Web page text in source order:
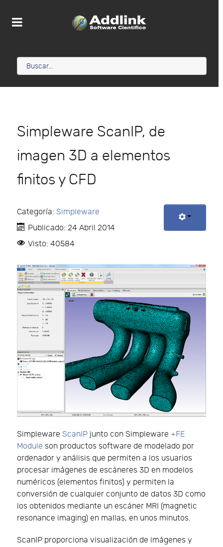
Simpleware ScanIP, de
imagen 3D a elementos
finitos y CFD
Categoría: Simpleware
Publicado: 24 Abril 2014
Visto: 40584
Simpleware ScanIP junto con Simpleware +FE
Module son productos software de modelado por
ordenador y análisis que permiten a los usuarios
procesar imágenes de escáneres 3D en modelos
numéricos (elementos finitos) y permiten la
conversión de cualquier conjunto de datos 3D como
los obtenidos mediante un escáner MRI (magnetic
resonance imaging) en mallas, en unos minutos.
ScanIP proporciona visualización de imágenes y